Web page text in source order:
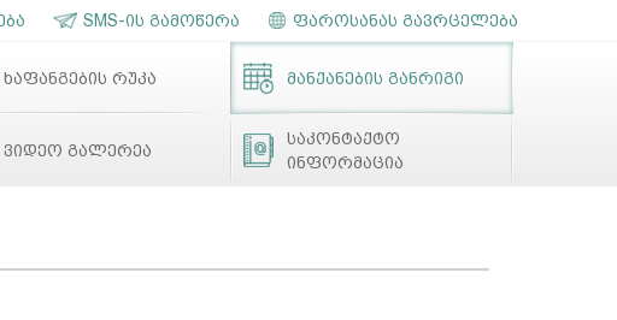
ფაროსანას გავრცელება
SMS-ის გამოწერა
ხაფანგების რუკა მანქანების განრიგი
ვიდეო გალერეა
საკონტაქტო
ინფორმაცია